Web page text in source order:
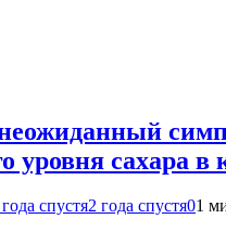
уровня сахара в
спустя2 года спустя01